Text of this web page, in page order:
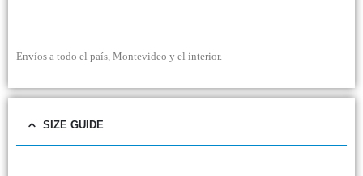
Envíos a todo el país, Montevideo y el interior.
SIZE GUIDE